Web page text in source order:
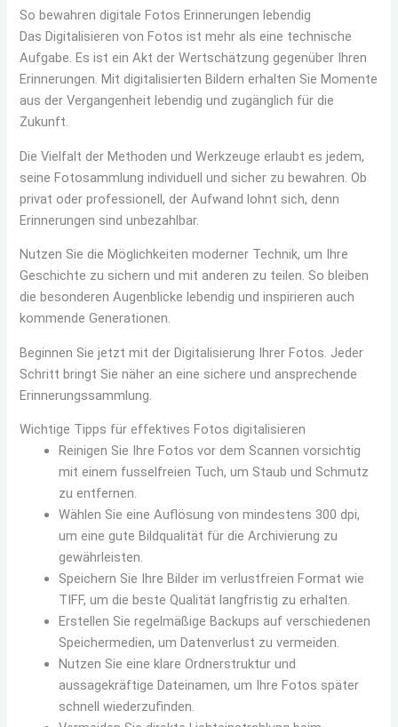
So bewahren digitale Fotos Erinnerungen lebendig
Das Digitalisieren von Fotos ist mehr als eine technische
Aufgabe. Es ist ein Akt der Wertschätzung gegenüber Ihren
Erinnerungen. Mit digitalisierten Bildern erhalten Sie Momente
aus der Vergangenheit lebendig und zugänglich für die
Zukunft.
Die Vielfalt der Methoden und Werkzeuge erlaubt es jedem,
seine Fotosammlung individuell und sicher zu bewahren. Ob
privat oder professionell, der Aufwand lohnt sich, denn
Erinnerungen sind unbezahlbar.
Nutzen Sie die Möglichkeiten moderner Technik, um Ihre
Geschichte zu sichern und mit anderen zu teilen. So bleiben
die besonderen Augenblicke lebendig und inspirieren auch
kommende Generationen.
Beginnen Sie jetzt mit der Digitalisierung Ihrer Fotos. Jeder
Schritt bringt Sie näher an eine sichere und ansprechende
Erinnerungssammlung.
Wichtige Tipps für effektives Fotos digitalisieren
Reinigen Sie Ihre Fotos vor dem Scannen vorsichtig
mit einem fusselfreien Tuch, um Staub und Schmutz
zu entfernen.
Wählen Sie eine Auflösung von mindestens 300 dpi,
um eine gute Bildqualität für die Archivierung zu
gewährleisten.
Speichern Sie Ihre Bilder im verlustfreien Format wie
TIFF, um die beste Qualität langfristig zu erhalten.
Erstellen Sie regelmäßige Backups auf verschiedenen
Speichermedien, um Datenverlust zu vermeiden.
Nutzen Sie eine klare Ordnerstruktur und
aussagekräftige Dateinamen, um Ihre Fotos später
schnell wiederzufinden.